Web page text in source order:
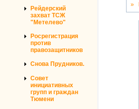
Рейдерский
захват ТСЖ
"Метелево"
Росрегистрация
против
правозащитников
Снова Прудников.
Совет
инициативных
групп и граждан
Тюмени
»